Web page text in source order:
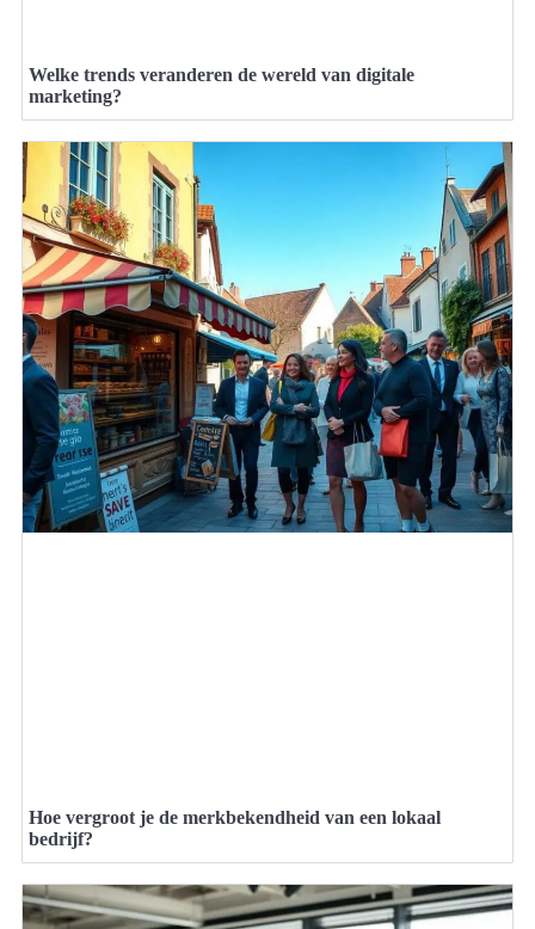
Welke trends veranderen de wereld van digitale
marketing?
Hoe vergroot je de merkbekendheid van een lokaal
bedrijf?